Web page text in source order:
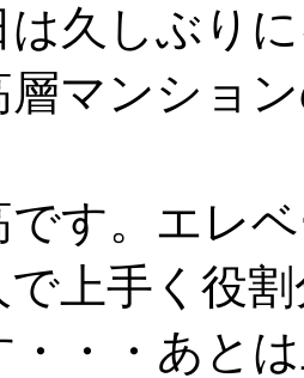
は久しぶり
層マンショ
です。エレ
上手く役
・・・あと